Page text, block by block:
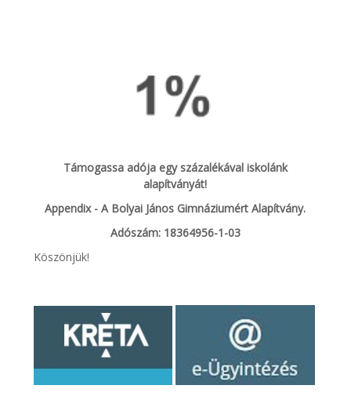
Támogassa adója egy százalékával iskolánk
alapítványát!
Appendix - A Bolyai János Gimnáziumért Alapítvány.
Adószám: 18364956-1-03
Köszönjük!